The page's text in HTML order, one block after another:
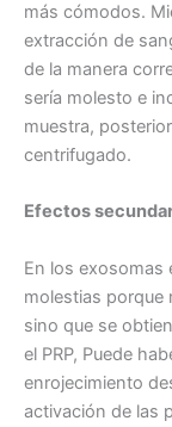
más cómodos.
extracción de
de la manera
sería molesto e
muestra,
centrifugado.
Efectos
En los exosomas
molestias porque
sino que se
el PRP, Puede
enrojecimiento
activación de las